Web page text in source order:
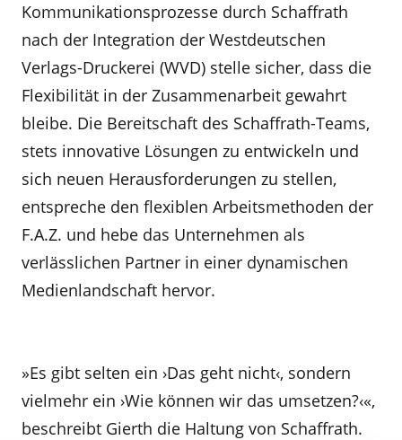
Kommunikationsprozesse durch Schaffrath
nach der Integration der Westdeutschen
Verlags-Druckerei (WVD) stelle sicher, dass die
Flexibilität in der Zusammenarbeit gewahrt
bleibe. Die Bereitschaft des Schaffrath-Teams,
stets innovative Lösungen zu entwickeln und
sich neuen Herausforderungen zu stellen,
entspreche den flexiblen Arbeitsmethoden der
F.A.Z. und hebe das Unternehmen als
verlässlichen Partner in einer dynamischen
Medienlandschaft hervor.
»Es gibt selten ein ›Das geht nicht‹, sondern
vielmehr ein ›Wie können wir das umsetzen?‹«,
beschreibt Gierth die Haltung von Schaffrath.